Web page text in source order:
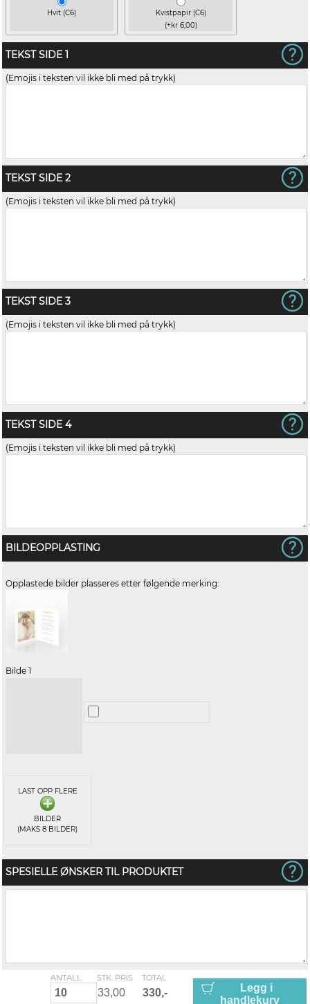
Hvit (C6)
Kvistpapir (C6)
(+kr 6,00)
TEKST SIDE 1
(Emojis i teksten vil ikke bli med på trykk)
TEKST SIDE 2
(Emojis i teksten vil ikke bli med på trykk)
TEKST SIDE 3
(Emojis i teksten vil ikke bli med på trykk)
TEKST SIDE 4
(Emojis i teksten vil ikke bli med på trykk)
BILDEOPPLASTING
Opplastede bilder plasseres etter følgende merking:
Bilde 1
LAST OPP FLERE
BILDER
(MAKS 8 BILDER)
SPESIELLE ØNSKER TIL PRODUKTET
ANTALL STK. PRIS TOTAL
Legg i
handlekurv